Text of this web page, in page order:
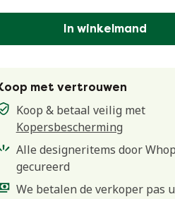
In winkelmand
met vertrouwen
Koop & betaal veilig met
Kopersbescherming
Alle designeritems door
gecureerd
We betalen de verkoper pas